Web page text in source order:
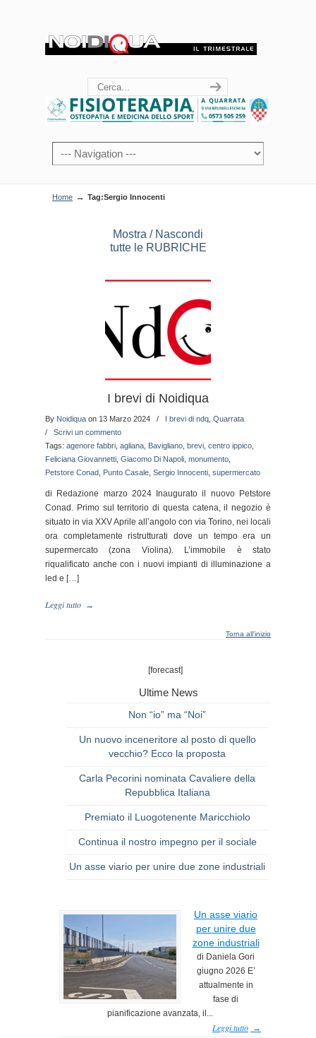
Home → Tag:Sergio Innocenti
Mostra / Nascondi
tutte le RUBRICHE
I brevi di Noidiqua
By Noidiqua on 13 Marzo 2024 / I brevi di ndq Quarrata
/ Scrivi un commento
Tags: agenore fabbri agliana Bavigliano brevi centro ippico
Feliciana Giovannetti Giacomo Di Napoli monumento
Petstore Conad Punto Casale Sergio Innocenti supermercato
di Redazione marzo 2024 Inaugurato il nuovo Petstore
Conad. Primo sul territorio di questa catena, il negozio è
situato in via XXV Aprile all’angolo con via Torino, nei locali
ora completamente ristrutturati dove un tempo era un
supermercato (zona Violina). L’immobile è stato
riqualificato anche con i nuovi impianti di illuminazione a
led e […]
Leggi tutto →
Torna all'inizio
[forecast]
Ultime News
Non “io” ma “Noi”
Un nuovo inceneritore al posto di quello
vecchio? Ecco la proposta
Carla Pecorini nominata Cavaliere della
Repubblica Italiana
Premiato il Luogotenente Maricchiolo
Continua il nostro impegno per il sociale
Un asse viario per unire due zone industriali
Un asse viario
per unire due
zone industriali
di Daniela Gori
giugno 2026 E’
attualmente in
fase di
pianificazione avanzata, il...
Leggi tutto →